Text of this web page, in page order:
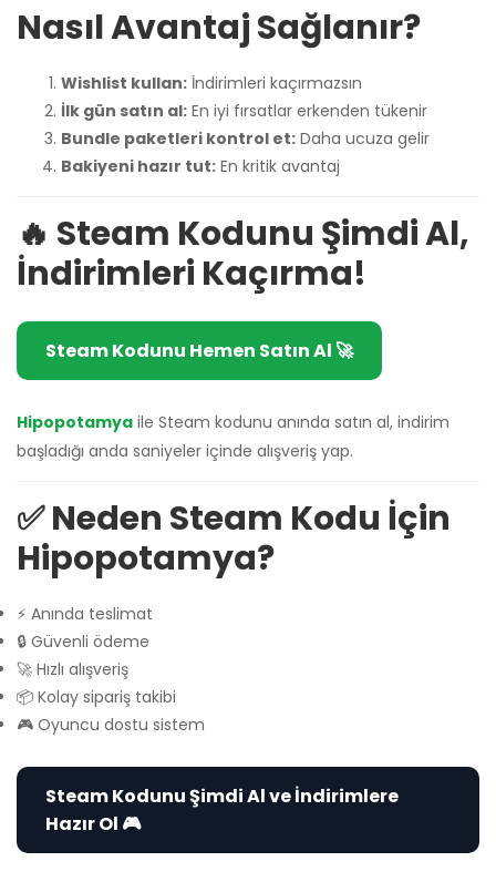
Nasıl Avantaj Sağlanır?
Wishlist kullan: İndirimleri kaçırmazsın
İlk gün satın al: En iyi fırsatlar erkenden tükenir
Bundle paketleri kontrol et: Daha ucuza gelir
Bakiyeni hazır tut: En kritik avantaj
🔥 Steam Kodunu Şimdi Al,
İndirimleri Kaçırma!
Steam Kodunu Hemen Satın Al 🚀
Hipopotamya ile Steam kodunu anında satın al, indirim
başladığı anda saniyeler içinde alışveriş yap.
✅ Neden Steam Kodu İçin
Hipopotamya?
⚡ Anında teslimat
🔒 Güvenli ödeme
🚀 Hızlı alışveriş
📦 Kolay sipariş takibi
🎮 Oyuncu dostu sistem
Steam Kodunu Şimdi Al ve İndirimlere
Hazır Ol 🎮